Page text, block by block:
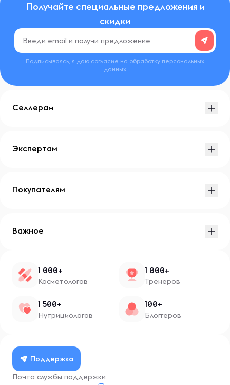
Получайте специальные предложения и
скидки
Подписываясь, я даю согласие на обработку персональных
данных
Селлерам
Экспертам
Покупателям
Важное
1 000+
Косметологов
1 000+
Тренеров
1 500+
Нутрициологов
100+
Блоггеров
Поддержка
Почта службы поддержки